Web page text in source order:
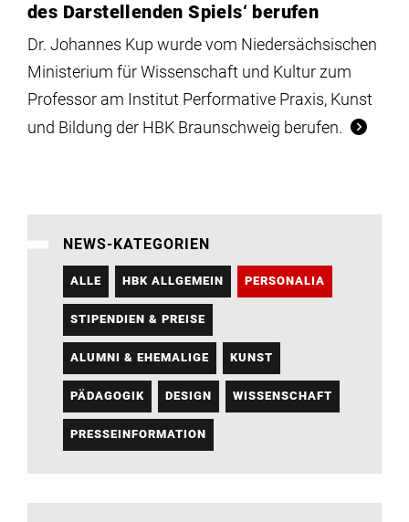
des Darstellenden Spiels‘ berufen
Dr. Johannes Kup wurde vom Niedersächsischen
Ministerium für Wissenschaft und Kultur zum
Professor am Institut Performative Praxis, Kunst
und Bildung der HBK Braunschweig berufen.
NEWS-KATEGORIEN
ALLE HBK ALLGEMEIN PERSONALIA
STIPENDIEN & PREISE
ALUMNI & EHEMALIGE KUNST
PÄDAGOGIK DESIGN WISSENSCHAFT
PRESSEINFORMATION